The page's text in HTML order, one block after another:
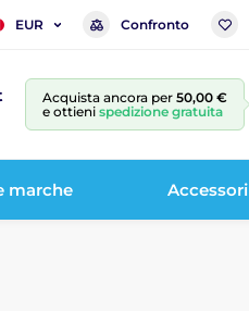
EUR Confronto
Acquista ancora per 50,00 €
e ottieni spedizione gratuita
marche Accessori